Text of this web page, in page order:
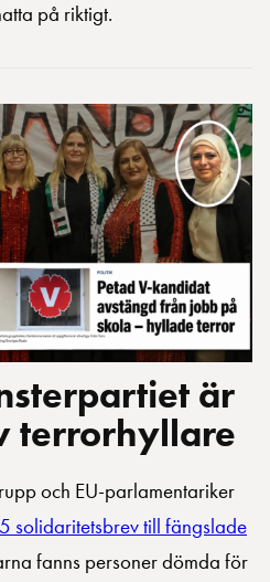
på riktigt.
är
terrorhyllare
och EU-parlamentariker
solidaritetsbrev till fängslade
fanns personer dömda för